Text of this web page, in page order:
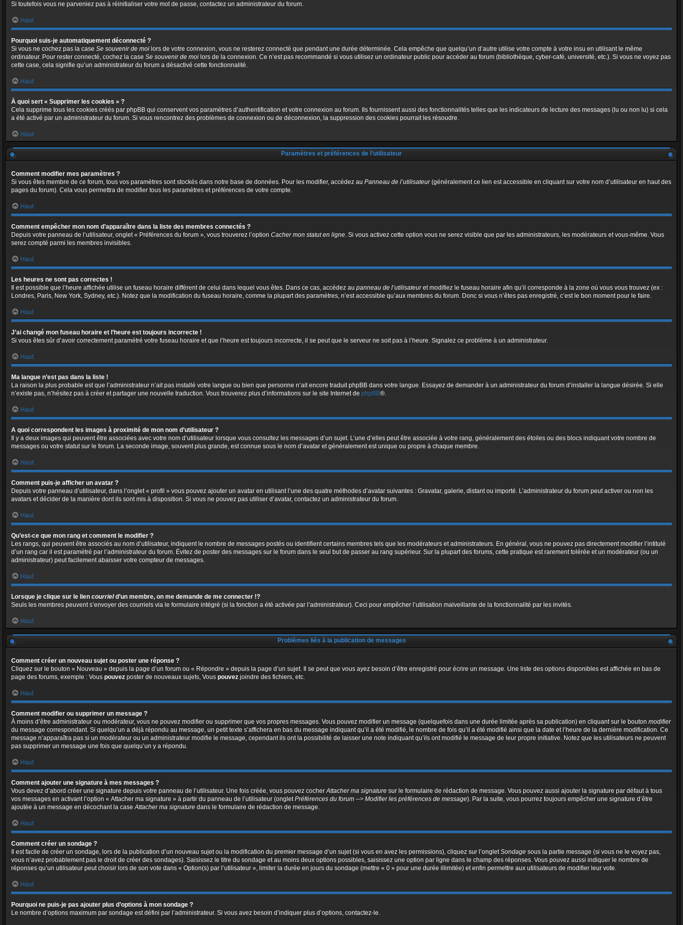
Si toutefois vous ne parveniez pas à réinitialiser votre mot de passe, contactez un administrateur du forum.
Haut
Pourquoi suis-je automatiquement déconnecté ?
Si vous ne cochez pas la case Se souvenir de moi lors de votre connexion, vous ne resterez connecté que pendant une durée déterminée. Cela empêche que quelqu’un d’autre utilise votre compte à votre insu en utilisant le même
ordinateur. Pour rester connecté, cochez la case Se souvenir de moi lors de la connexion. Ce n’est pas recommandé si vous utilisez un ordinateur public pour accéder au forum (bibliothèque, cyber-café, université, etc.). Si vous ne voyez pas
cette case, cela signifie qu’un administrateur du forum a désactivé cette fonctionnalité.
Haut
À quoi sert « Supprimer les cookies » ?
Cela supprime tous les cookies créés par phpBB qui conservent vos paramètres d’authentification et votre connexion au forum. Ils fournissent aussi des fonctionnalités telles que les indicateurs de lecture des messages (lu ou non lu) si cela
a été activé par un administrateur du forum. Si vous rencontrez des problèmes de connexion ou de déconnexion, la suppression des cookies pourrait les résoudre.
Haut
Paramètres et préférences de l’utilisateur
Comment modifier mes paramètres ?
Si vous êtes membre de ce forum, tous vos paramètres sont stockés dans notre base de données. Pour les modifier, accédez au Panneau de l’utilisateur(généralement ce lien est accessible en cliquant sur votre nom d’utilisateur en haut des
pages du forum). Cela vous permettra de modifier tous les paramètres et préférences de votre compte.
Haut
Comment empêcher mon nom d’apparaître dans la liste des membres connectés ?
Depuis votre panneau de l’utilisateur, onglet « Préférences du forum », vous trouverez l’option Cacher mon statut en ligne. Si vous activez cette option vous ne serez visible que par les administrateurs, les modérateurs et vous-même. Vous
serez compté parmi les membres invisibles.
Haut
Les heures ne sont pas correctes !
Il est possible que l’heure affichée utilise un fuseau horaire différent de celui dans lequel vous êtes. Dans ce cas, accédez au panneau de l’utilisateuret modifiez le fuseau horaire afin qu’il corresponde à la zone où vous vous trouvez (ex :
Londres, Paris, New York, Sydney, etc.). Notez que la modification du fuseau horaire, comme la plupart des paramètres, n’est accessible qu’aux membres du forum. Donc si vous n’êtes pas enregistré, c’est le bon moment pour le faire.
Haut
J’ai changé mon fuseau horaire et l’heure est toujours incorrecte !
Si vous êtes sûr d’avoir correctement paramétré votre fuseau horaire et que l’heure est toujours incorrecte, il se peut que le serveur ne soit pas à l’heure. Signalez ce problème à un administrateur.
Haut
Ma langue n’est pas dans la liste !
La raison la plus probable est que l’administrateur n’ait pas installé votre langue ou bien que personne n’ait encore traduit phpBB dans votre langue. Essayez de demander à un administrateur du forum d’installer la langue désirée. Si elle
n’existe pas, n’hésitez pas à créer et partager une nouvelle traduction. Vous trouverez plus d’informations sur le site Internet de phpBB®.
Haut
A quoi correspondent les images à proximité de mon nom d’utilisateur ?
Il y a deux images qui peuvent être associées avec votre nom d’utilisateur lorsque vous consultez les messages d’un sujet. L’une d’elles peut être associée à votre rang, généralement des étoiles ou des blocs indiquant votre nombre de
messages ou votre statut sur le forum. La seconde image, souvent plus grande, est connue sous le nom d’avatar et généralement est unique ou propre à chaque membre.
Haut
Comment puis-je afficher un avatar ?
Depuis votre panneau d’utilisateur, dans l’onglet « profil » vous pouvez ajouter un avatar en utilisant l’une des quatre méthodes d’avatar suivantes : Gravatar, galerie, distant ou importé. L’administrateur du forum peut activer ou non les
avatars et décider de la manière dont ils sont mis à disposition. Si vous ne pouvez pas utiliser d’avatar, contactez un administrateur du forum.
Haut
Qu’est-ce que mon rang et comment le modifier ?
Les rangs, qui peuvent être associés au nom d’utilisateur, indiquent le nombre de messages postés ou identifient certains membres tels que les modérateurs et administrateurs. En général, vous ne pouvez pas directement modifier l’intitulé
d’un rang car il est paramétré par l’administrateur du forum. Évitez de poster des messages sur le forum dans le seul but de passer au rang supérieur. Sur la plupart des forums, cette pratique est rarement tolérée et un modérateur (ou un
administrateur) peut facilement abaisser votre compteur de messages.
Haut
Lorsque je clique sur le lien courrield’un membre, on me demande de me connecter !?
Seuls les membres peuvent s’envoyer des courriels via le formulaire intégré (si la fonction a été activée par l’administrateur). Ceci pour empêcher l’utilisation malveillante de la fonctionnalité par les invités.
Haut
Problèmes liés à la publication de messages
Comment créer un nouveau sujet ou poster une réponse ?
Cliquez sur le bouton « Nouveau » depuis la page d’un forum ou « Répondre » depuis la page d’un sujet. Il se peut que vous ayez besoin d’être enregistré pour écrire un message. Une liste des options disponibles est affichée en bas de
page des forums, exemple : Vous pouvez poster de nouveaux sujets, Vous pouvez joindre des fichiers, etc.
Haut
Comment modifier ou supprimer un message ?
À moins d’être administrateur ou modérateur, vous ne pouvez modifier ou supprimer que vos propres messages. Vous pouvez modifier un message (quelquefois dans une durée limitée après sa publication) en cliquant sur le bouton modifier
du message correspondant. Si quelqu’un a déjà répondu au message, un petit texte s’affichera en bas du message indiquant qu’il a été modifié, le nombre de fois qu’il a été modifié ainsi que la date et l’heure de la dernière modification. Ce
message n’apparaîtra pas si un modérateur ou un administrateur modifie le message, cependant ils ont la possibilité de laisser une note indiquant qu’ils ont modifié le message de leur propre initiative. Notez que les utilisateurs ne peuvent
pas supprimer un message une fois que quelqu’un y a répondu.
Haut
Comment ajouter une signature à mes messages ?
Vous devez d’abord créer une signature depuis votre panneau de l’utilisateur. Une fois créée, vous pouvez cocherAttacher ma signature sur le formulaire de rédaction de message. Vous pouvez aussi ajouter la signature par défaut à tous
vos messages en activant l’option « Attacher ma signature » à partir du panneau de l’utilisateur (ongletPréférences du forum --> Modifier les préférences de message). Par la suite, vous pourrez toujours empêcher une signature d’être
ajoutée à un message en décochant la caseAttacher ma signature dans le formulaire de rédaction de message.
Haut
Comment créer un sondage ?
Il est facile de créer un sondage, lors de la publication d’un nouveau sujet ou la modification du premier message d’un sujet (si vous en avez les permissions), cliquez sur l’ongletSondage sous la partie message (si vous ne le voyez pas,
vous n’avez probablement pas le droit de créer des sondages). Saisissez le titre du sondage et au moins deux options possibles, saisissez une option par ligne dans le champ des réponses. Vous pouvez aussi indiquer le nombre de
réponses qu’un utilisateur peut choisir lors de son vote dans « Option(s) par l’utilisateur », limiter la durée en jours du sondage (mettre « 0 » pour une durée illimitée) et enfin permettre aux utilisateurs de modifier leur vote.
Haut
Pourquoi ne puis-je pas ajouter plus d’options à mon sondage ?
Le nombre d’options maximum par sondage est défini par l’administrateur. Si vous avez besoin d’indiquer plus d’options, contactez-le.